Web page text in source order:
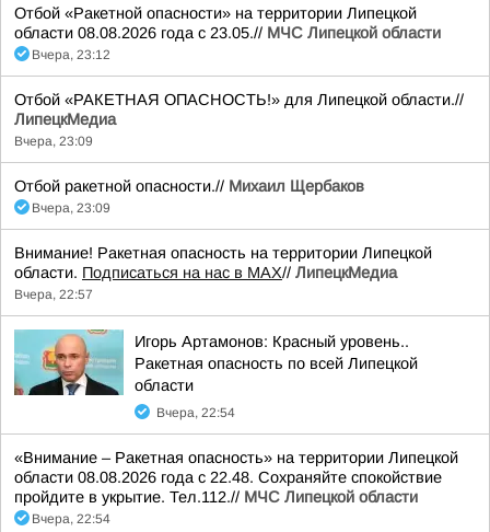
Отбой «Ракетной опасности» на территории Липецкой
области 08.08.2026 года с 23.05.// МЧС Липецкой области
Вчера, 23:12
Отбой «РАКЕТНАЯ ОПАСНОСТЬ!» для Липецкой области.//
ЛипецкМедиа
Вчера, 23:09
Отбой ракетной опасности.// Михаил Щербаков
Вчера, 23:09
Внимание! Ракетная опасность на территории Липецкой
области. Подписаться на нас в МАХ// ЛипецкМедиа
Вчера, 22:57
Игорь Артамонов: Красный уровень..
Ракетная опасность по всей Липецкой
области
Вчера, 22:54
«Внимание – Ракетная опасность» на территории Липецкой
области 08.08.2026 года с 22.48. Сохраняйте спокойствие
пройдите в укрытие. Тел.112.// МЧС Липецкой области
Вчера, 22:54